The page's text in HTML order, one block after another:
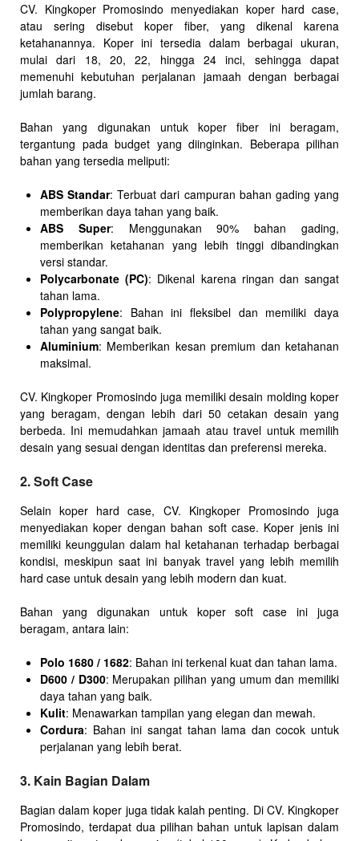
CV. Kingkoper Promosindo menyediakan koper hard case,
atau sering disebut koper fiber, yang dikenal karena
ketahanannya. Koper ini tersedia dalam berbagai ukuran,
mulai dari 18, 20, 22, hingga 24 inci, sehingga dapat
memenuhi kebutuhan perjalanan jamaah dengan berbagai
jumlah barang.
Bahan yang digunakan untuk koper fiber ini beragam,
tergantung pada budget yang diinginkan. Beberapa pilihan
bahan yang tersedia meliputi:
ABS Standar: Terbuat dari campuran bahan gading yang
memberikan daya tahan yang baik.
ABS Super: Menggunakan 90% bahan gading,
memberikan ketahanan yang lebih tinggi dibandingkan
versi standar.
Polycarbonate (PC): Dikenal karena ringan dan sangat
tahan lama.
Polypropylene: Bahan ini fleksibel dan memiliki daya
tahan yang sangat baik.
Aluminium: Memberikan kesan premium dan ketahanan
maksimal.
CV. Kingkoper Promosindo juga memiliki desain molding koper
yang beragam, dengan lebih dari 50 cetakan desain yang
berbeda. Ini memudahkan jamaah atau travel untuk memilih
desain yang sesuai dengan identitas dan preferensi mereka.
2. Soft Case
Selain koper hard case, CV. Kingkoper Promosindo juga
menyediakan koper dengan bahan soft case. Koper jenis ini
memiliki keunggulan dalam hal ketahanan terhadap berbagai
kondisi, meskipun saat ini banyak travel yang lebih memilih
hard case untuk desain yang lebih modern dan kuat.
Bahan yang digunakan untuk koper soft case ini juga
beragam, antara lain:
Polo 1680 / 1682: Bahan ini terkenal kuat dan tahan lama.
D600 / D300: Merupakan pilihan yang umum dan memiliki
daya tahan yang baik.
Kulit: Menawarkan tampilan yang elegan dan mewah.
Cordura: Bahan ini sangat tahan lama dan cocok untuk
perjalanan yang lebih berat.
3. Kain Bagian Dalam
Bagian dalam koper juga tidak kalah penting. Di CV. Kingkoper
Promosindo, terdapat dua pilihan bahan untuk lapisan dalam